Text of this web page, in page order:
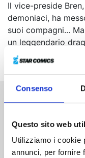
Consenso
Questo sito web
Utilizziamo i cookie
annunci, per fornire
Il vice-preside
demoniaci, ha
suoi compagni...
un leggendario
Yakuto passa al